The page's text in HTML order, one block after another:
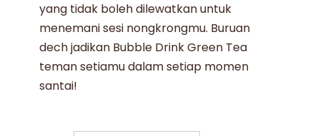
yang tidak boleh dilewatkan untuk
menemani sesi nongkrongmu. Buruan
dech jadikan Bubble Drink Green Tea
teman setiamu dalam setiap momen
santai!